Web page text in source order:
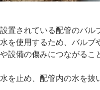
置されている配管のバル
を使用するため、バルブ
設備の傷みにつながるこ
を止め、配管内の水を抜